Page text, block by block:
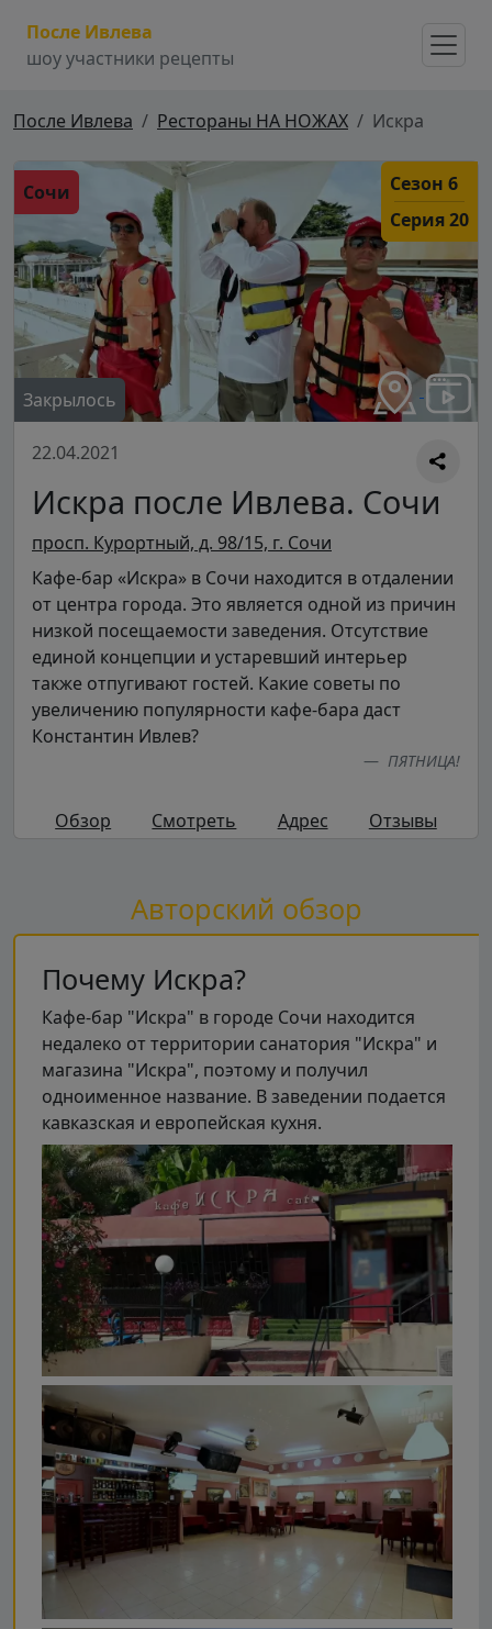
После Ивлева
шоу участники рецепты
После Ивлева Рестораны НА НОЖАХ Искра
Сочи
Сезон 6
Серия 20
Закрылось
22.04.2021
Искра после Ивлева. Сочи
просп. Курортный, д. 98/15, г. Сочи
Кафе-бар «Искра» в Сочи находится в отдалении
от центра города. Это является одной из причин
низкой посещаемости заведения. Отсутствие
единой концепции и устаревший интерьер
также отпугивают гостей. Какие советы по
увеличению популярности кафе-бара даст
Константин Ивлев?
ПЯТНИЦА!
Обзор Смотреть Адрес Отзывы
Авторский обзор
Почему Искра?
Кафе-бар "Искра" в городе Сочи находится
недалеко от территории санатория "Искра" и
магазина "Искра", поэтому и получил
одноименное название. В заведении подается
кавказская и европейская кухня.